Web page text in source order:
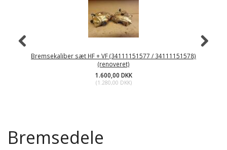
Bremsekaliber sæt HF + VF (34111151577 / 34111151578)
(renoveret)
1.600,00 DKK
(1.280,00 DKK)
Bremsedele